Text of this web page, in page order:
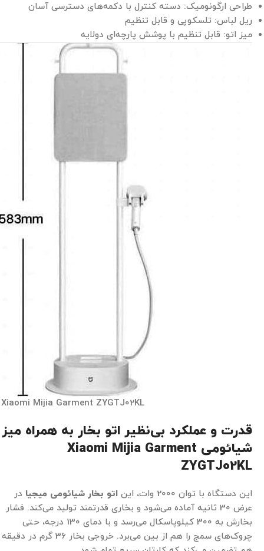
طراحی ارگونومیک: دسته کنترل با دکمه‌های دسترسی آسان
ریل لباس: تلسکوپی و قابل تنظیم
میز اتو: قابل تنظیم با پوشش پارچه‌ای دولایه
Xiaomi Mijia Garment ZYGTJ02KL
قدرت و عملکرد بی‌نظیر اتو بخار به همراه میز
شیائومی Xiaomi Mijia Garment
ZYGTJ02KL
این دستگاه با توان 2000 وات، این اتو بخار شیائومی میجیا در
عرض 30 ثانیه آماده می‌شود و بخاری قدرتمند تولید می‌کند. فشار
بخارش به 300 کیلوپاسکال می‌رسد و با دمای 130 درجه، حتی
چروک‌های سمج را هم از بین می‌برد. خروجی بخار 36 گرم در دقیقه